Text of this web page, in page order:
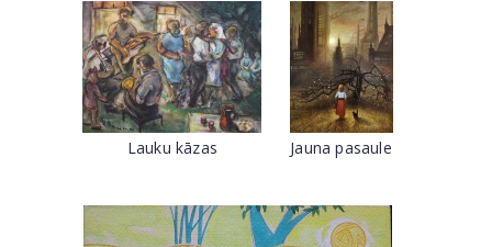
Lauku kāzas Jauna pasaule